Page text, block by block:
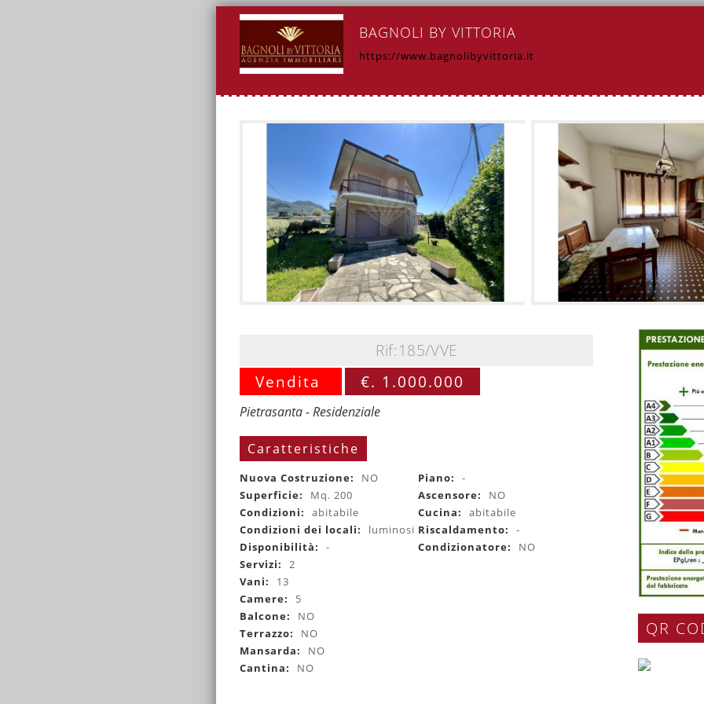
BAGNOLI BY VITTORIA
https://www.bagnolibyvittoria.it
Rif:185/VVE
Vendita
€. 1.000.000
Pietrasanta - Residenziale
Caratteristiche
Nuova Costruzione:
NO
Superficie:
Mq. 200
Condizioni:
abitabile
Condizioni dei locali:
luminosi
Disponibilità:
-
Servizi:
2
Vani:
13
Camere:
5
Balcone:
NO
Terrazzo:
NO
Mansarda:
NO
Cantina:
NO
Piano:
-
Ascensore:
NO
Cucina:
abitabile
Riscaldamento:
-
Condizionatore:
NO
QR